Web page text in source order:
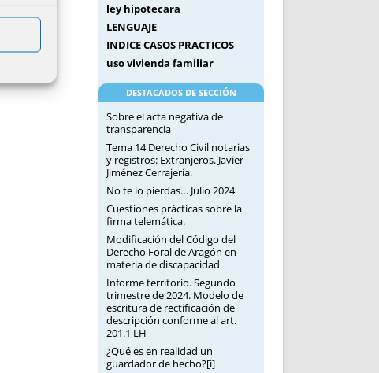
ley hipotecara
LENGUAJE
INDICE CASOS PRACTICOS
uso vivienda familiar
DESTACADOS DE SECCIÓN
Sobre el acta negativa de
transparencia
Tema 14 Derecho Civil notarias
y registros: Extranjeros. Javier
Jiménez Cerrajería.
No te lo pierdas… Julio 2024
Cuestiones prácticas sobre la
firma telemática.
Modificación del Código del
Derecho Foral de Aragón en
materia de discapacidad
Informe territorio. Segundo
trimestre de 2024. Modelo de
escritura de rectificación de
descripción conforme al art.
201.1 LH
¿Qué es en realidad un
guardador de hecho?[i]